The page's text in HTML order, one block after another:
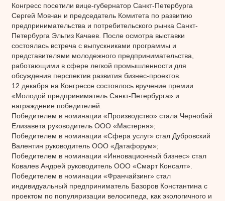
Конгресс посетили вице-губернатор Санкт-Петербурга
Сергей Мовчан и председатель Комитета по развитию
предпринимательства и потребительского рынка Санкт-
Петербурга Эльгиз Качаев. После осмотра выставки
состоялась встреча с выпускниками программы и
представителями молодежного предпринимательства,
работающими в сфере легкой промышленности для
обсуждения перспектив развития бизнес-проектов.
12 декабря на Конгрессе состоялось вручение премии
«Молодой предприниматель Санкт-Петербурга» и
награждение победителей.
Победителем в номинации «Производство» стала Чернобай
Елизавета руководитель ООО «Мастерня»;
Победителем в номинации «Сфера услуг» стал Дубровский
Валентин руководитель ООО «Датафорум»;
Победителем в номинации «Инновационный бизнес» стал
Ковалев Андрей руководитель ООО «Смарт Консалт».
Победителем в номинации «Франчайзинг» стал
индивидуальный предприниматель Базоров Константина с
проектом по популяризации велосипеда, как экологичного и